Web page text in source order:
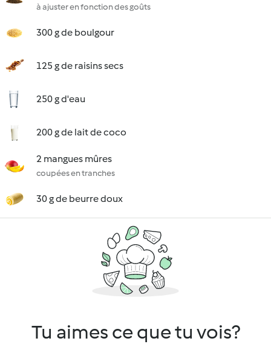
à ajuster en fonction des goûts
300 g de boulgour
125 g de raisins secs
250 g d'eau
200 g de lait de coco
2 mangues mûres
coupées en tranches
30 g de beurre doux
Tu aimes ce que tu vois?